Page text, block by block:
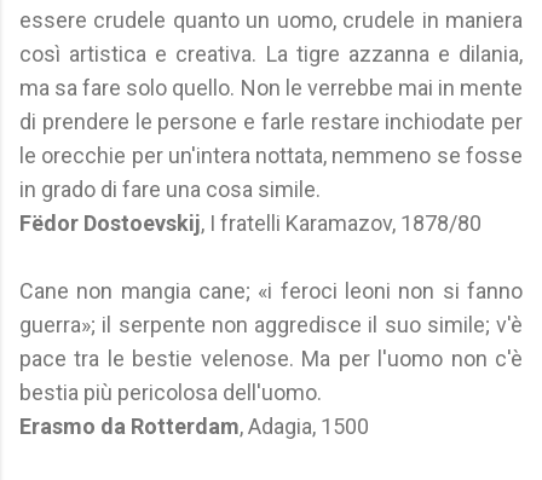
essere crudele quanto un uomo, crudele in maniera
così artistica e creativa. La tigre azzanna e dilania,
ma sa fare solo quello. Non le verrebbe mai in mente
di prendere le persone e farle restare inchiodate per
le orecchie per un'intera nottata, nemmeno se fosse
in grado di fare una cosa simile.
Fëdor Dostoevskij, I fratelli Karamazov, 1878/80
Cane non mangia cane; «i feroci leoni non si fanno
guerra»; il serpente non aggredisce il suo simile; v'è
pace tra le bestie velenose. Ma per l'uomo non c'è
bestia più pericolosa dell'uomo.
Erasmo da Rotterdam, Adagia, 1500